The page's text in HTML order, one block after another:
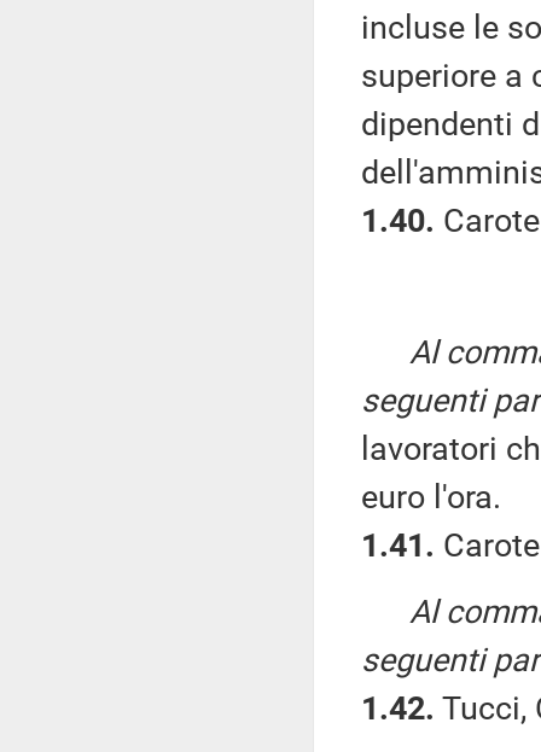
incluse le
superiore a
dipendenti
1.40.
Al
seguenti
lavoratori
euro l'ora.
1.41.
Al
seguenti
1.42. Tucci,